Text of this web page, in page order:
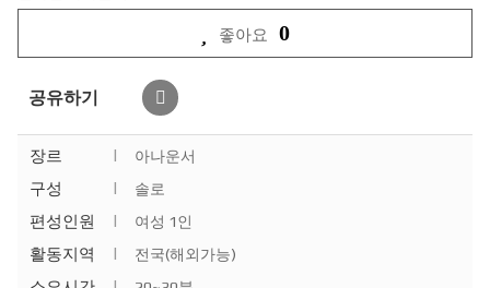
좋아요 0
공유하기
장르 | 아나운서
구성 | 솔로
편성인원 | 여성 1인
활동지역 | 전국(해외가능)